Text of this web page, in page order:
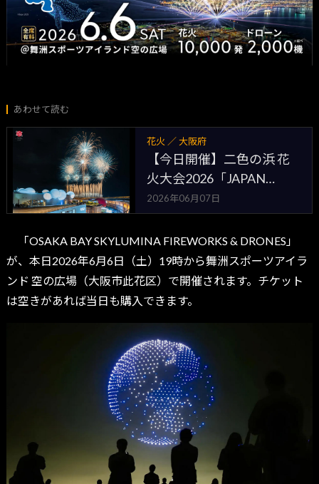
あわせて読む
花火 ／ 大阪府
【今日開催】二色の浜 花
火大会2026「JAPAN
FIREWORKS EXPO」貝塚
市・約60分の花火ショー
2026年06月07日
「OSAKA BAY SKYLUMINA FIREWORKS & DRONES」
が、本日2026年6月6日（土）19時から舞洲スポーツアイラ
ンド 空の広場（大阪市此花区）で開催されます。チケット
は空きがあれば当日も購入できます。